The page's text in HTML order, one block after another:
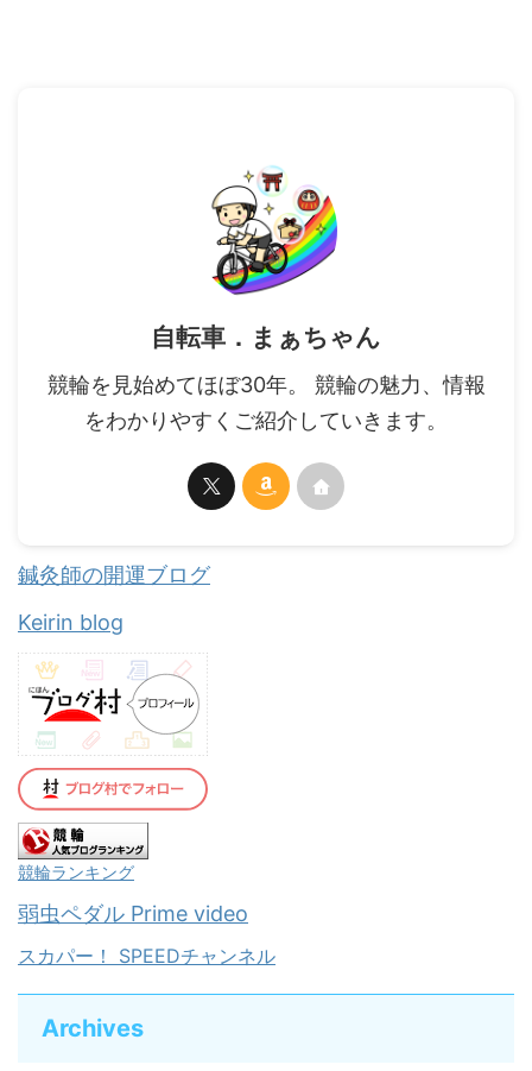
自転車．まぁちゃん
競輪を見始めてほぼ30年。 競輪の魅力、情報
をわかりやすくご紹介していきます。
鍼灸師の開運ブログ
Keirin blog
競輪ランキング
弱虫ペダル Prime video
スカパー！ SPEEDチャンネル
Archives